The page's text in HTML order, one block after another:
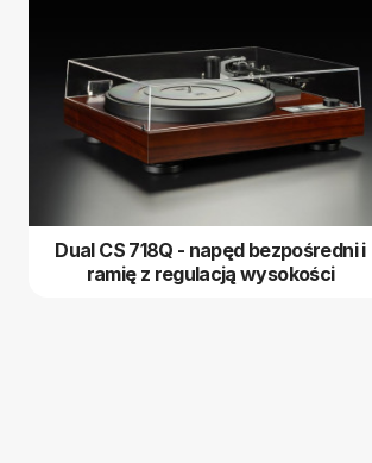
Dual CS 718Q - napęd bezpośredni i
ramię z regulacją wysokości